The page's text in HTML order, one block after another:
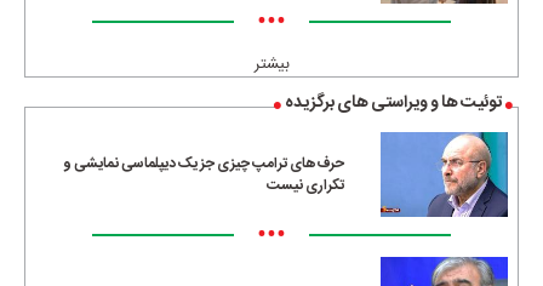
•••
بیشتر
توئیت ها و ویراستی های برگزیده
حرف‌های ترامپ چیزی جز یک دیپلماسی نمایشی و
تکراری نیست
•••